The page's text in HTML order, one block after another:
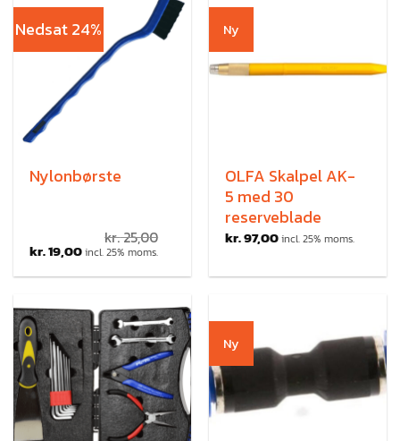
Nedsat 24%
Nylonbørste
kr.25,00
kr.19,00incl. 25% moms.
Ny
OLFA Skalpel AK-
5 med 30
reserveblade
kr.97,00incl. 25% moms.
Ny